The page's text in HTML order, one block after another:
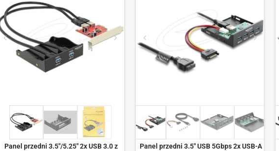
Panel przedni 3.5"/5.25" 2x USB 3.0 z
Panel przedni 3.5" USB 5Gbps 2x USB-A